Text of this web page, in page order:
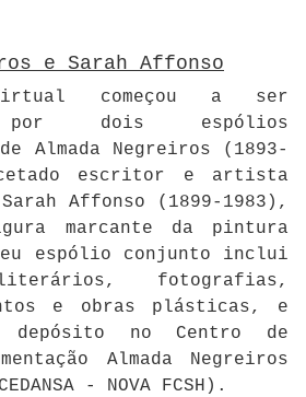
e Sarah Affonso
começou a ser
por dois espólios
Almada Negreiros (1893-
escritor e artista
Affonso (1899-1983),
marcante da pintura
espólio conjunto inclui
fotografias,
e obras plásticas, e
no Centro de
Almada Negreiros
- NOVA FCSH).